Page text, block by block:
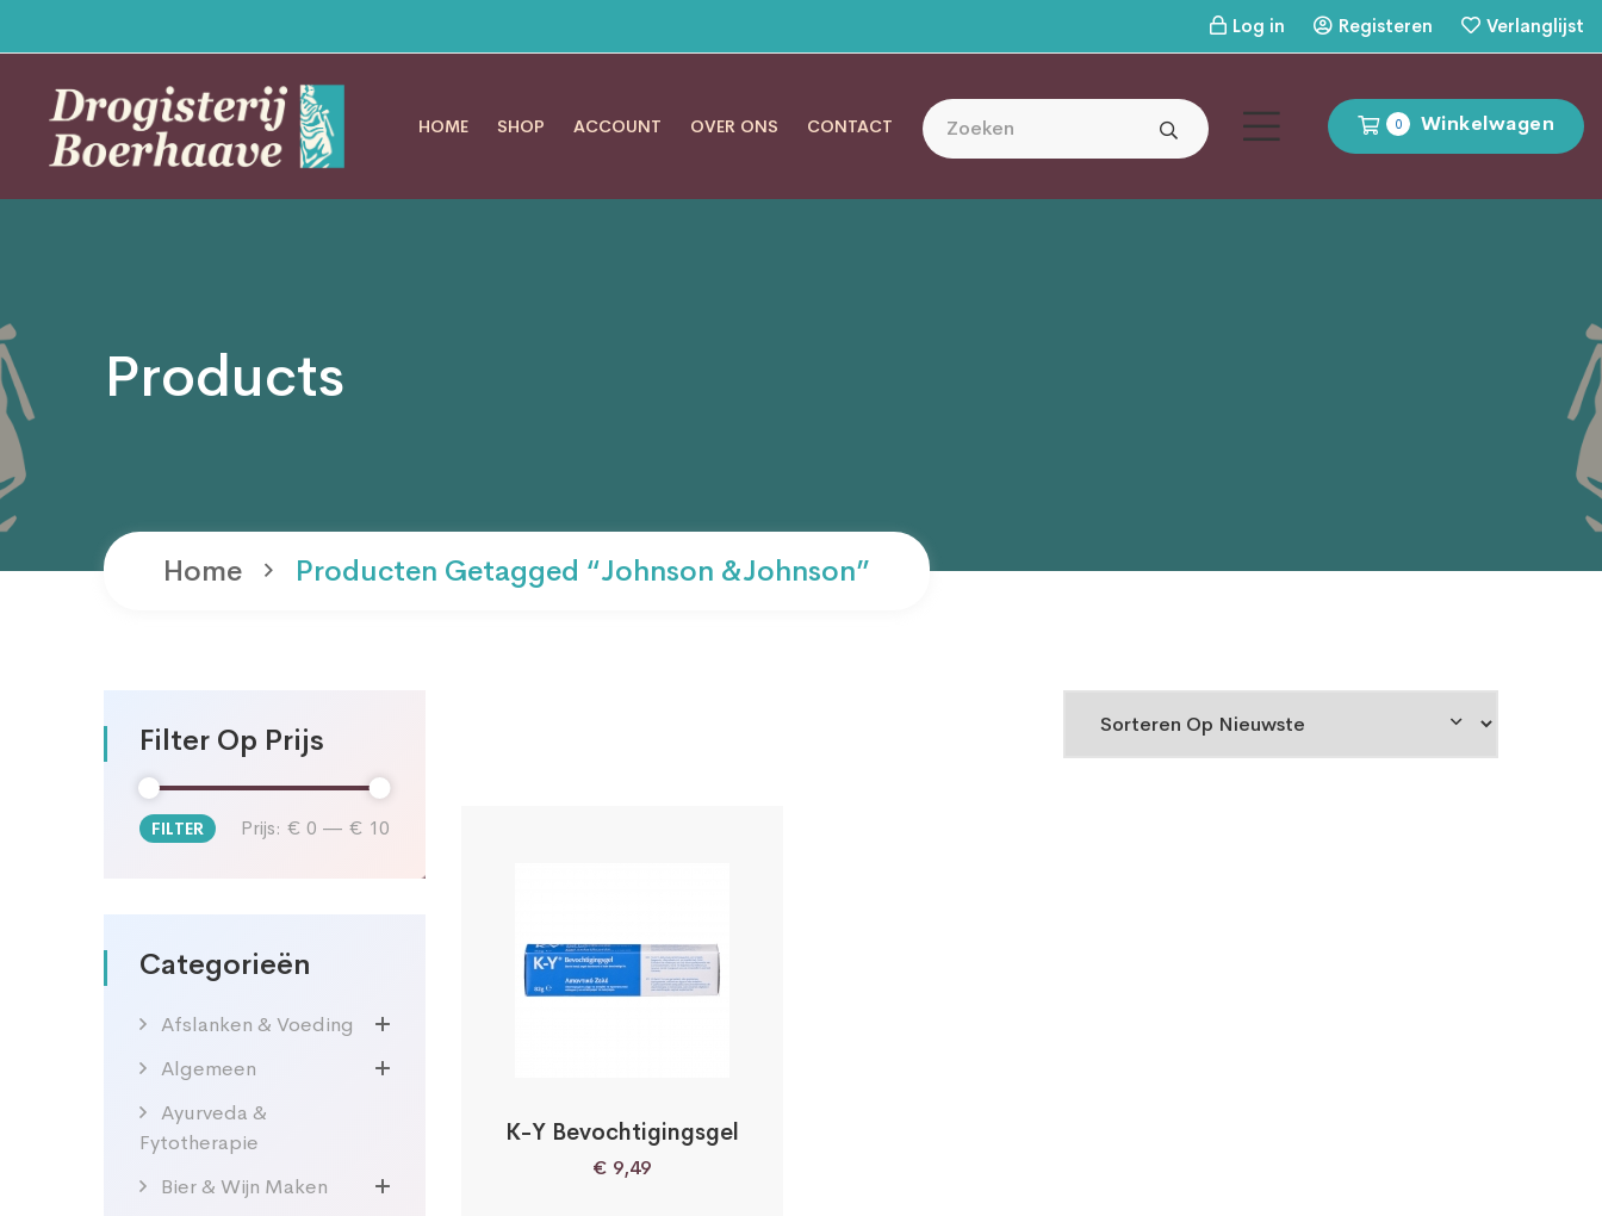
Log in Registeren Verlanglijst
0 Winkelwagen
HOME SHOP ACCOUNT OVER ONS CONTACT
Products
Home Producten Getagged “johnson &johnson”
Filter Op Prijs
Min.
Max.
FILTER Prijs: € 0 — € 10
Categorieën
Afslanken & Voeding
Algemeen
Ayurveda &
Fytotherapie
Bier & Wijn Maken
K-Y Bevochtigingsgel
€ 9,49